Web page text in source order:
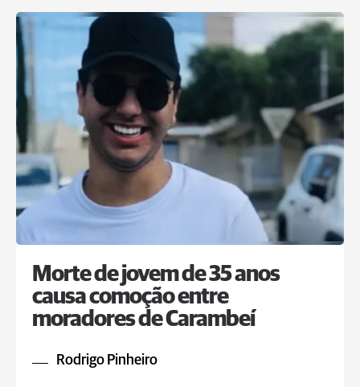
Morte de jovem de 35 anos
causa comoção entre
moradores de Carambeí
Rodrigo Pinheiro